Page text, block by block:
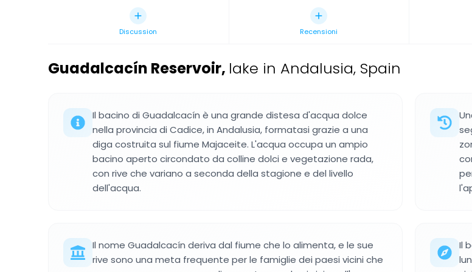
Discussion Recensioni
Guadalcacín Reservoir, lake in Andalusia, Spain
Il bacino di Guadalcacín è una grande distesa d'acqua dolce
nella provincia di Cadice, in Andalusia, formatasi grazie a una
diga costruita sul fiume Majaceite. L'acqua occupa un ampio
bacino aperto circondato da colline dolci e vegetazione rada,
con rive che variano a seconda della stagione e del livello
dell'acqua.
Il nome Guadalcacín deriva dal fiume che lo alimenta, e le sue
rive sono una meta frequente per le famiglie dei paesi vicini che
Il